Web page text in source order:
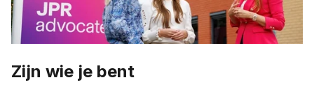
Zijn wie je bent